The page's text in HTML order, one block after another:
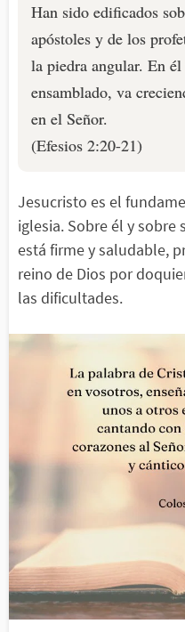
Han sido edificados
apóstoles y de los
la piedra angular. En
ensamblado, va
en el Señor.
(Efesios 2:20-21)
Jesucristo es el
iglesia. Sobre él y sobre
está firme y saludable,
reino de Dios por
las dificultades.